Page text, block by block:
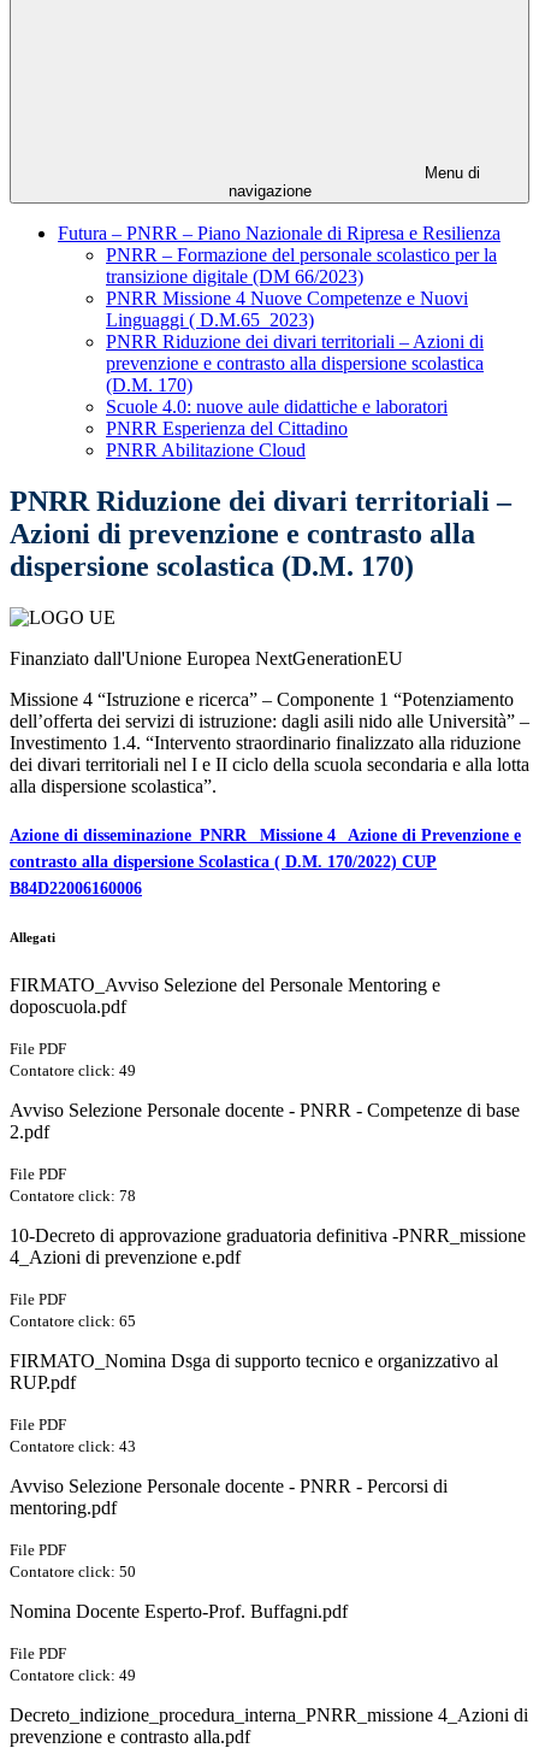
Menu di
navigazione
Futura – PNRR – Piano Nazionale di Ripresa e Resilienza
PNRR – Formazione del personale scolastico per la
transizione digitale (DM 66/2023)
PNRR Missione 4 Nuove Competenze e Nuovi
Linguaggi ( D.M.65_2023)
PNRR Riduzione dei divari territoriali – Azioni di
prevenzione e contrasto alla dispersione scolastica
(D.M. 170)
Scuole 4.0: nuove aule didattiche e laboratori
PNRR Esperienza del Cittadino
PNRR Abilitazione Cloud
PNRR Riduzione dei divari territoriali –
Azioni di prevenzione e contrasto alla
dispersione scolastica (D.M. 170)
Finanziato dall'Unione Europea NextGenerationEU
Missione 4 “Istruzione e ricerca” – Componente 1 “Potenziamento
dell’offerta dei servizi di istruzione: dagli asili nido alle Università” –
Investimento 1.4. “Intervento straordinario finalizzato alla riduzione
dei divari territoriali nel I e II ciclo della scuola secondaria e alla lotta
alla dispersione scolastica”.
Azione di disseminazione_PNRR_ Missione 4_ Azione di Prevenzione e
contrasto alla dispersione Scolastica ( D.M. 170/2022) CUP
B84D22006160006
Allegati
FIRMATO_Avviso Selezione del Personale Mentoring e
doposcuola.pdf
File PDF
Contatore click: 49
Avviso Selezione Personale docente - PNRR - Competenze di base
2.pdf
File PDF
Contatore click: 78
10-Decreto di approvazione graduatoria definitiva -PNRR_missione
4_Azioni di prevenzione e.pdf
File PDF
Contatore click: 65
FIRMATO_Nomina Dsga di supporto tecnico e organizzativo al
RUP.pdf
File PDF
Contatore click: 43
Avviso Selezione Personale docente - PNRR - Percorsi di
mentoring.pdf
File PDF
Contatore click: 50
Nomina Docente Esperto-Prof. Buffagni.pdf
File PDF
Contatore click: 49
Decreto_indizione_procedura_interna_PNRR_missione 4_Azioni di
prevenzione e contrasto alla.pdf